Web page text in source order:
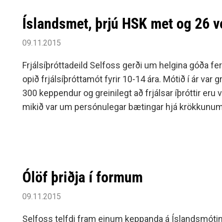
Íslandsmet, þrjú HSK met og 26
09.11.2015
Frjálsíþróttadeild Selfoss gerði um helgina góða
opið frjálsíþróttamót fyrir 10-14 ára. Mótið í ár var
300 keppendur og greinilegt að frjálsar íþróttir eru
mikið var um persónulegar bætingar hjá
rúmar 5 sekúndur er hún hljóp á 71,91 sekúndu og
á mótinu, samtals 26, ellefu gullverðlaun, níu
Ólöf þriðja í formum
09.11.2015
Selfoss telfdi fram einum keppanda á